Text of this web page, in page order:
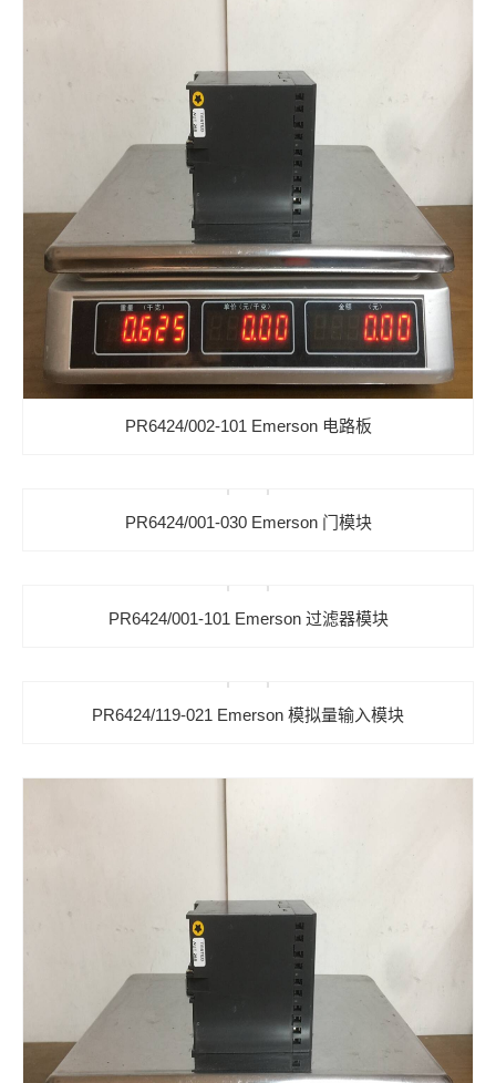
PR6424/002-101 Emerson 电路板
PR6424/001-030 Emerson 门模块
PR6424/001-101 Emerson 过滤器模块
PR6424/119-021 Emerson 模拟量输入模块